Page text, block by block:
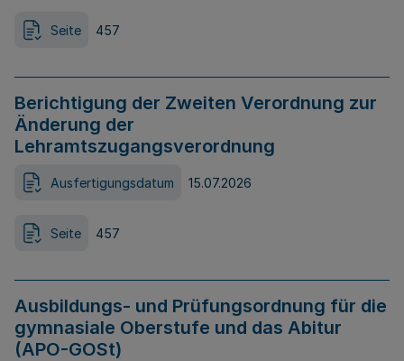
Seite 457
Berichtigung der Zweiten Verordnung zur
Änderung der
Lehramtszugangsverordnung
Ausfertigungsdatum 15.07.2026
Seite 457
Ausbildungs- und Prüfungsordnung für die
gymnasiale Oberstufe und das Abitur
(APO-GOSt)